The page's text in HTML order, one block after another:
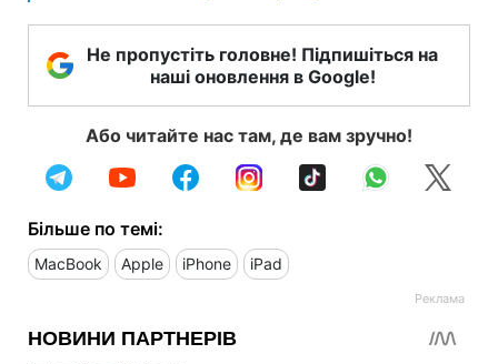
Не пропустіть головне! Підпишіться на
наші оновлення в Google!
Або читайте нас там, де вам зручно!
Більше по темі:
MacBook Apple iPhone iPad